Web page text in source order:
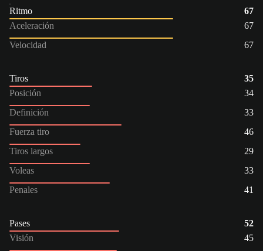
Ritmo
67
Aceleración
67
Velocidad
67
Tiros
35
Posición
34
Definición
33
Fuerza tiro
46
Tiros largos
29
Voleas
33
Penales
41
Pases
52
Visión
45